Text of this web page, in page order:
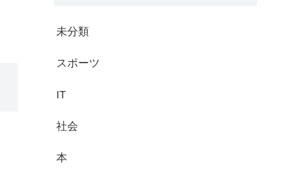
未分類
スポーツ
IT
社会
本